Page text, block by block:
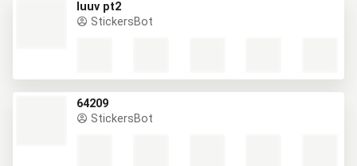
luuv pt2
StickersBot
64209
StickersBot